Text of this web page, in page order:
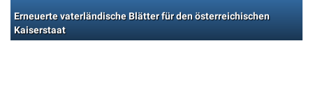
Erneuerte vaterländische Blätter für den österreichischen
Kaiserstaat